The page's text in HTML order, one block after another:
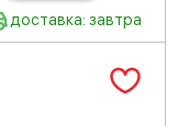
доставка: завтра